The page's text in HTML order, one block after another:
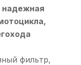
фильтр,